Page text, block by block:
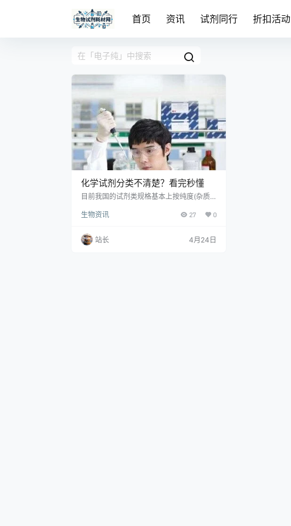
首页 资讯 试剂同行 折扣活动
化学试剂分类不清楚？看完秒懂
目前我国的试剂类规格基本上按纯度(杂质
准、分光纯、优级纯、分析和化学纯等7
级纯、分级纯和化学纯3种。
生物资讯 27 0
站长 4月24日